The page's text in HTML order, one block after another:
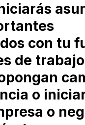
con tu
de
o
o